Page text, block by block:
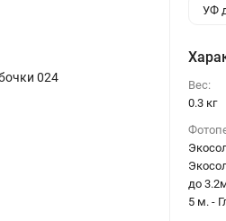
024
УФ
Вес:
0.3 кг
до
5 м. -